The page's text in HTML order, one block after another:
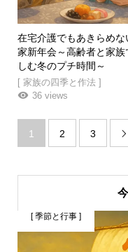
在宅介護でもあきらめな
家新年会～高齢者と家族
しむ冬のプチ時間～
[ 家族の四季と作法 ]
36 views
1 2 3 
[ 季節と行事 ]